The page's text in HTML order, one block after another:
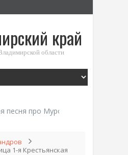
край
области
песня про Муром: «Былинный
1-я Крестьянская